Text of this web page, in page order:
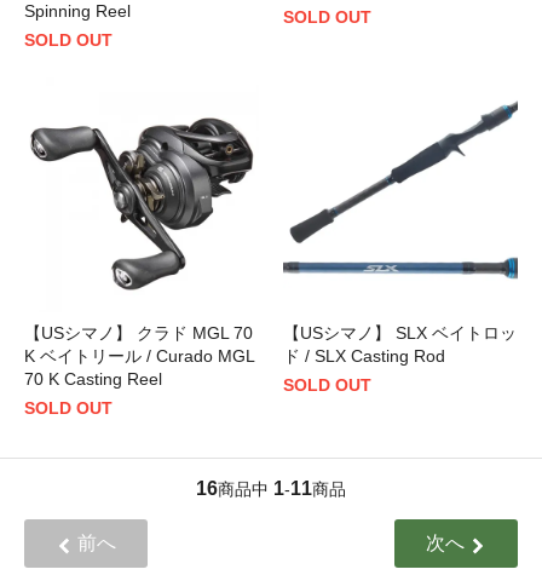
Spinning Reel
SOLD OUT
SOLD OUT
【USシマノ】 クラド MGL 70
K ベイトリール / Curado MGL
70 K Casting Reel
SOLD OUT
【USシマノ】 SLX ベイトロッ
ド / SLX Casting Rod
SOLD OUT
16商品中 1-11商品
前へ 次へ